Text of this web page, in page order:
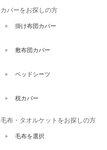
カバーをお探しの方
掛け布団カバー
敷布団カバー
ベッドシーツ
枕カバー
毛布・タオルケットをお探しの方
毛布を選択